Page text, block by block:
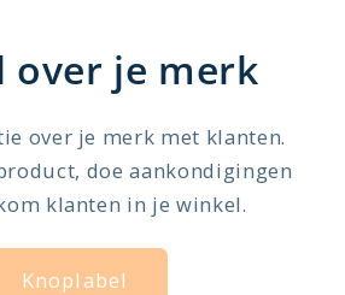
over je merk
over je merk met klanten.
doe aankondigingen
klanten in je winkel.
Knoplabel